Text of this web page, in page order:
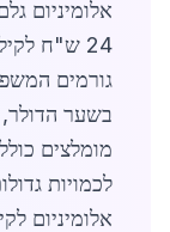
גורמים
בשער הדולר,
מומלצים
אלומיניום